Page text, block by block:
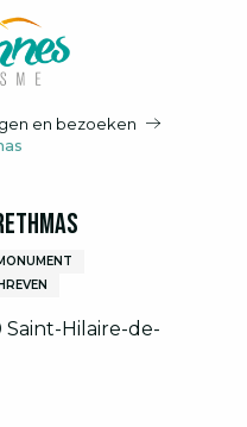
en bezoeken
Saint-Hilaire-de-